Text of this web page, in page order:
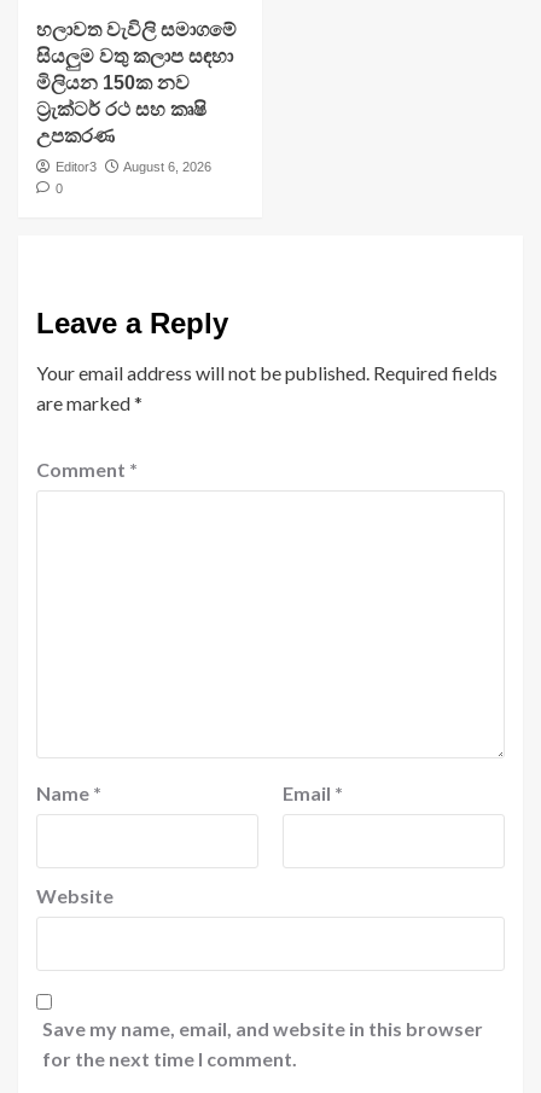
හලාවත වැවිලි සමාගමේ
සියලුම වතු කලාප සඳහා
මිලියන 150ක නව
ට්‍රැක්ටර් රථ සහ කෘෂි
උපකරණ
Editor3
August 6, 2026
0
Leave a Reply
Your email address will not be published. Required fields
are marked*
Comment *
Name * Email *
Website
Save my name, email, and website in this browser
for the next time I comment.